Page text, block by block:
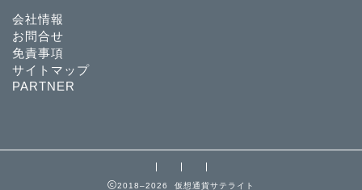
会社情報
お問合せ
免責事項
サイトマップ
PARTNER
2018–2026 仮想通貨サテライト